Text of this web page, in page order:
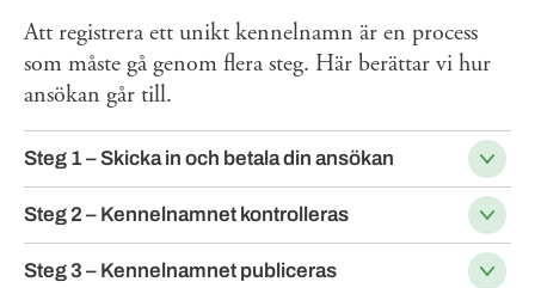
Att registrera ett unikt kennelnamn är en process
som måste gå genom flera steg. Här berättar vi hur
ansökan går till.
Steg 1 – Skicka in och betala din ansökan
Steg 2 – Kennelnamnet kontrolleras
Steg 3 – Kennelnamnet publiceras